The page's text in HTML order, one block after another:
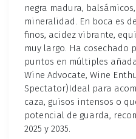
negra madura,
mineralidad. En boca es
finos, acidez vibrante,
muy largo. Ha cosechado
puntos en múltiples
Wine Advocate, Wine
Spectator)Ideal para
caza, guisos intensos o
potencial de guarda,
2025 y 2035.